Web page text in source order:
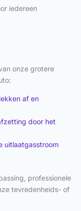
iedereen
onze grotere
af en
door het
uitlaatgasstroom
professionele
tevredenheids- of